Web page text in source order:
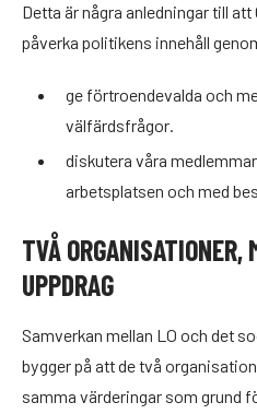
Detta är några anledningar till
påverka politikens innehåll
ge förtroendevalda och
välfärdsfrågor.
diskutera våra
arbetsplatsen och med
TVÅ ORGANISATIONER,
UPPDRAG
Samverkan mellan LO och det
bygger på att de två
samma värderingar som grund